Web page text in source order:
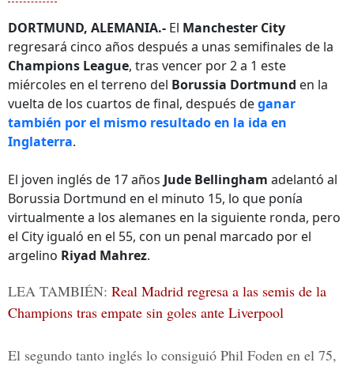
DORTMUND, ALEMANIA.- El Manchester City
regresará cinco años después a unas semifinales de la
Champions League, tras vencer por 2 a 1 este
miércoles en el terreno del Borussia Dortmund en la
vuelta de los cuartos de final, después deganar
también por el mismo resultado en la ida en
Inglaterra.
El joven inglés de 17 años Jude Bellingham adelantó al
Borussia Dortmund en el minuto 15, lo que ponía
virtualmente a los alemanes en la siguiente ronda, pero
el City igualó en el 55, con un penal marcado por el
argelino Riyad Mahrez.
LEA TAMBIÉN: Real Madrid regresa a las semis de la
Champions tras empate sin goles ante Liverpool
El segundo tanto inglés lo consiguió Phil Foden en el 75,